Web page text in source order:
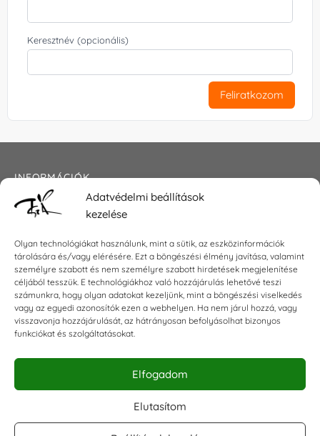
Adatvédelmi beállítások
kezelése
Olyan technológiákat használunk, mint a sütik, az eszközinformációk
tárolására és/vagy elérésére. Ezt a böngészési élmény javítása, valamint
személyre szabott és nem személyre szabott hirdetések megjelenítése
céljából tesszük. E technológiákhoz való hozzájárulás lehetővé teszi
számunkra, hogy olyan adatokat kezeljünk, mint a böngészési viselkedés
vagy az egyedi azonosítók ezen a webhelyen. Ha nem járul hozzá, vagy
visszavonja hozzájárulását, az hátrányosan befolyásolhat bizonyos
funkciókat és szolgáltatásokat.
Elfogadom
Elutasítom
Keresztnév (opcionális)
Feliratkozom
INFORMÁCIÓK
Általános szerződési feltételek
Impresszum
KAPCSOLAT
E-mail:shop@torokszilvi.com
Telefon: +36 30 6767872
KÖZÖSSÉGI